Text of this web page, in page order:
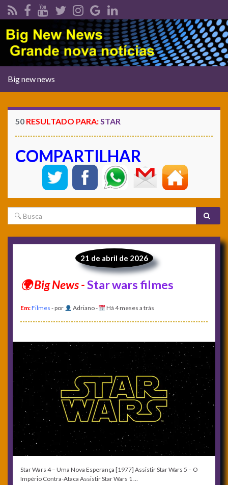
navegação
Big new news
50 RESULTADO PARA:STAR
COMPARTILHAR
21 de abril de 2026
Star wars filmes
Em:Filmes - por Adriano- Há 4 meses a trás
Star Wars 4 – Uma Nova Esperança [1977] Assistir Star Wars 5 – O
Império Contra-Ataca Assistir Star Wars 1 …